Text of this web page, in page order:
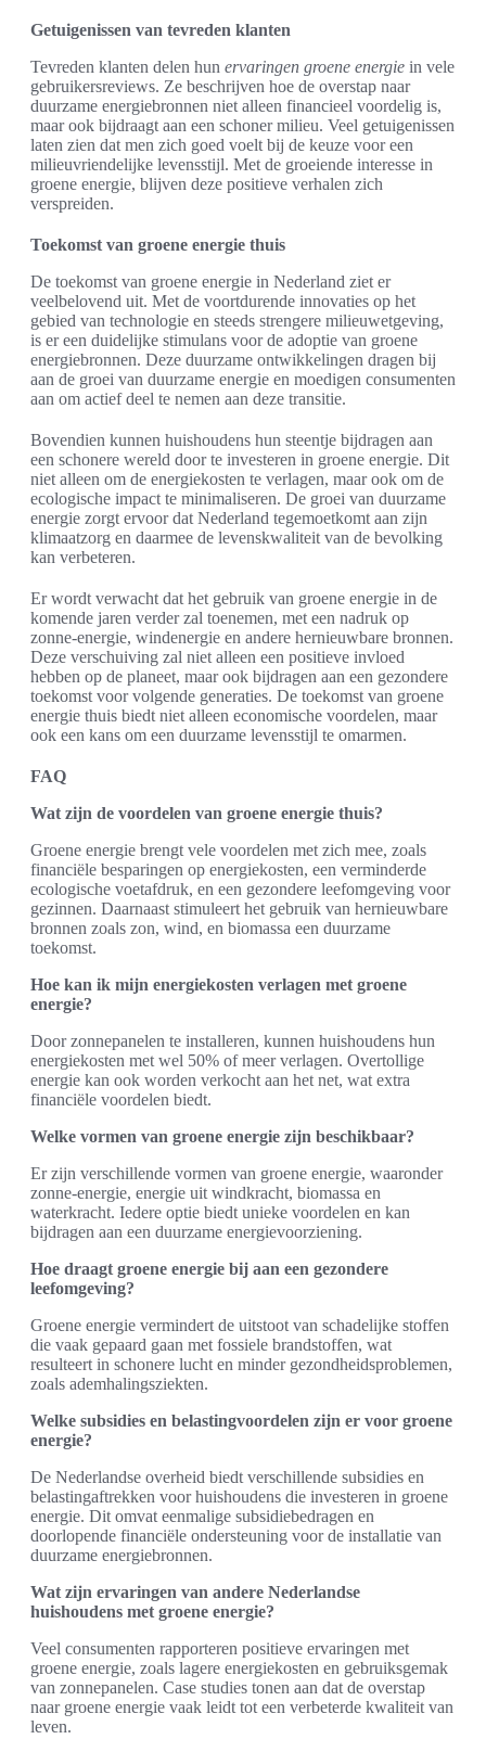
Getuigenissen van tevreden klanten
Tevreden klanten delen hun ervaringen groene energie in vele
gebruikersreviews. Ze beschrijven hoe de overstap naar
duurzame energiebronnen niet alleen financieel voordelig is,
maar ook bijdraagt aan een schoner milieu. Veel getuigenissen
laten zien dat men zich goed voelt bij de keuze voor een
milieuvriendelijke levensstijl. Met de groeiende interesse in
groene energie, blijven deze positieve verhalen zich
verspreiden.
Toekomst van groene energie thuis
De toekomst van groene energie in Nederland ziet er
veelbelovend uit. Met de voortdurende innovaties op het
gebied van technologie en steeds strengere milieuwetgeving,
is er een duidelijke stimulans voor de adoptie van groene
energiebronnen. Deze duurzame ontwikkelingen dragen bij
aan de groei van duurzame energie en moedigen consumenten
aan om actief deel te nemen aan deze transitie.
Bovendien kunnen huishoudens hun steentje bijdragen aan
een schonere wereld door te investeren in groene energie. Dit
niet alleen om de energiekosten te verlagen, maar ook om de
ecologische impact te minimaliseren. De groei van duurzame
energie zorgt ervoor dat Nederland tegemoetkomt aan zijn
klimaatzorg en daarmee de levenskwaliteit van de bevolking
kan verbeteren.
Er wordt verwacht dat het gebruik van groene energie in de
komende jaren verder zal toenemen, met een nadruk op
zonne-energie, windenergie en andere hernieuwbare bronnen.
Deze verschuiving zal niet alleen een positieve invloed
hebben op de planeet, maar ook bijdragen aan een gezondere
toekomst voor volgende generaties. De toekomst van groene
energie thuis biedt niet alleen economische voordelen, maar
ook een kans om een duurzame levensstijl te omarmen.
FAQ
Wat zijn de voordelen van groene energie thuis?
Groene energie brengt vele voordelen met zich mee, zoals
financiële besparingen op energiekosten, een verminderde
ecologische voetafdruk, en een gezondere leefomgeving voor
gezinnen. Daarnaast stimuleert het gebruik van hernieuwbare
bronnen zoals zon, wind, en biomassa een duurzame
toekomst.
Hoe kan ik mijn energiekosten verlagen met groene
energie?
Door zonnepanelen te installeren, kunnen huishoudens hun
energiekosten met wel 50% of meer verlagen. Overtollige
energie kan ook worden verkocht aan het net, wat extra
financiële voordelen biedt.
Welke vormen van groene energie zijn beschikbaar?
Er zijn verschillende vormen van groene energie, waaronder
zonne-energie, energie uit windkracht, biomassa en
waterkracht. Iedere optie biedt unieke voordelen en kan
bijdragen aan een duurzame energievoorziening.
Hoe draagt groene energie bij aan een gezondere
leefomgeving?
Groene energie vermindert de uitstoot van schadelijke stoffen
die vaak gepaard gaan met fossiele brandstoffen, wat
resulteert in schonere lucht en minder gezondheidsproblemen,
zoals ademhalingsziekten.
Welke subsidies en belastingvoordelen zijn er voor groene
energie?
De Nederlandse overheid biedt verschillende subsidies en
belastingaftrekken voor huishoudens die investeren in groene
energie. Dit omvat eenmalige subsidiebedragen en
doorlopende financiële ondersteuning voor de installatie van
duurzame energiebronnen.
Wat zijn ervaringen van andere Nederlandse
huishoudens met groene energie?
Veel consumenten rapporteren positieve ervaringen met
groene energie, zoals lagere energiekosten en gebruiksgemak
van zonnepanelen. Case studies tonen aan dat de overstap
naar groene energie vaak leidt tot een verbeterde kwaliteit van
leven.